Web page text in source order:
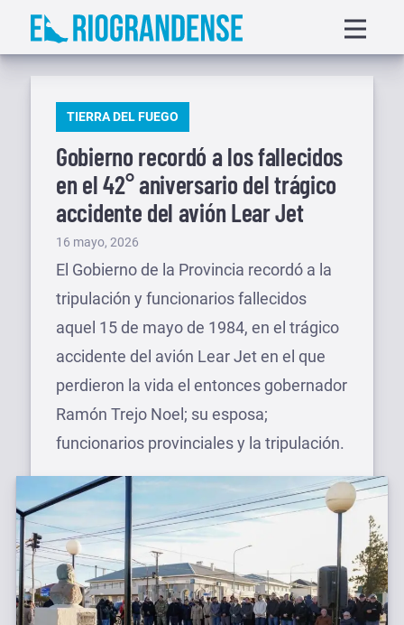
Saltar
menu
PUBLICADO
TIERRA DEL FUEGO
Gobierno recordó a los fallecidos
en el 42° aniversario del trágico
accidente del avión Lear Jet
Publicado
el
16 mayo, 2026
El Gobierno de la Provincia recordó a la
tripulación y funcionarios fallecidos
aquel 15 de mayo de 1984, en el trágico
accidente del avión Lear Jet en el que
perdieron la vida el entonces gobernador
Ramón Trejo Noel; su esposa;
funcionarios provinciales y la tripulación.